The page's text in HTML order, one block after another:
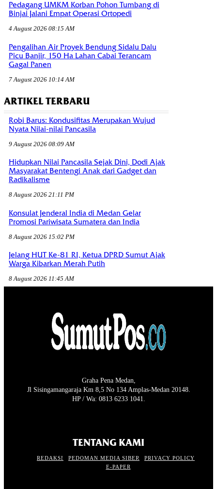
Pedagang UMKM Korban Pohon Tumbang di
Binjai Jalani Empat Operasi Ortopedi
4 August 2026 08:15 AM
Pengalihan Air Proyek Bendung Sidalu Dalu
Picu Banjir, 150 Ha Lahan Cabai Terancam
Gagal Panen
7 August 2026 10:14 AM
ARTIKEL TERBARU
Robi Barus: Kondusifitas Merupakan Wujud
Nyata Nilai-nilai Pancasila
9 August 2026 08:09 AM
Hidupkan Nilai Pancasila Sejak Dini, Dodi Ajak
Masyarakat Bentengi Anak dari Gadget dan
Radikalisme
8 August 2026 21:11 PM
Konsulat Jenderal India di Medan Gelar
Promosi Pariwisata Sumatera dan India
8 August 2026 15:02 PM
Jelang HUT Ke-81 RI, Ketua DPRD Sumut Ajak
Warga Kibarkan Merah Putih
8 August 2026 11:45 AM
Graha Pena Medan,
Jl Sisingamangaraja Km 8,5 No 134 Amplas-Medan 20148.
HP / Wa: 0813 6233 1041.
TENTANG KAMI
REDAKSI PEDOMAN MEDIA SIBER
PRIVACY POLICY
E-PAPER